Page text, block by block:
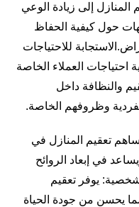
إلى زيادة الوعي
حول كيفية الحفاظ
للاحتياجات
احتياجات العملاء الخاصة
والنظافة داخل
وظروفهم الخاصة.
تعقيم المنازل في
في إبعاد الروائح
يوفر تعقيم
مما يحسن من جودة الحياة